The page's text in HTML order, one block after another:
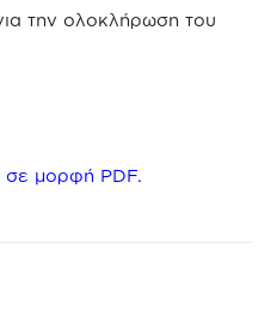
την ολοκλήρωση του
σε μορφή PDF.